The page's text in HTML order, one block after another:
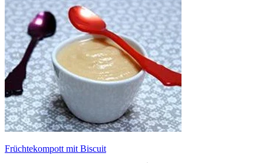
Früchtekompott mit Biscuit